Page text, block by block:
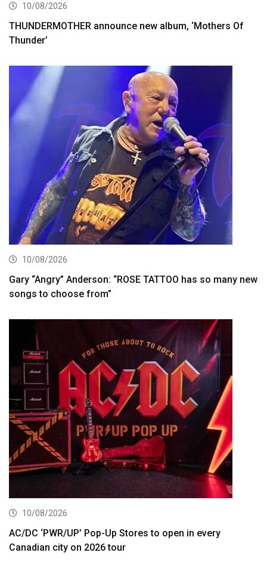
10/08/2026
THUNDERMOTHER announce new album, ‘Mothers Of
Thunder’
10/08/2026
Gary “Angry” Anderson: “ROSE TATTOO has so many new
songs to choose from”
10/08/2026
AC/DC ‘PWR/UP’ Pop-Up Stores to open in every
Canadian city on 2026 tour